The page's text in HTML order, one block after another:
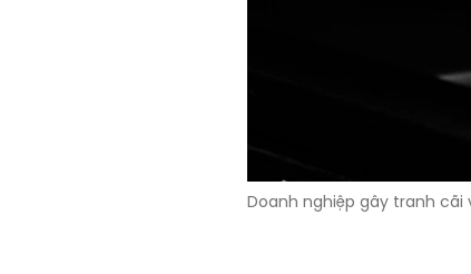
Doanh nghiệp gây tranh cãi